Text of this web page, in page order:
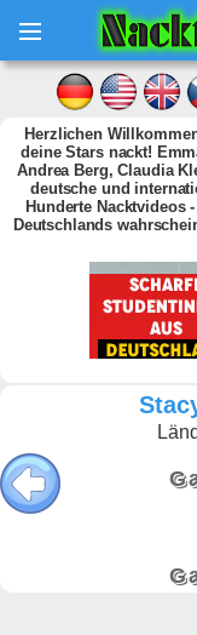
Herzlichen
deine Stars nackt!
Andrea Berg, Claudia
deutsche und
Hunderte Nacktvideos
Deutschlands